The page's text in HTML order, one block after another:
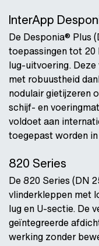
InterApp
De Desponia® Plus
toepassingen tot
lug-uitvoering.
met robuustheid
nodulair gietijzeren
schijf- en
voldoet aan
toegepast worden
820 Series
De 820 Series (DN
vlinderkleppen met
lug en U-sectie. De
geïntegreerde
werking zonder